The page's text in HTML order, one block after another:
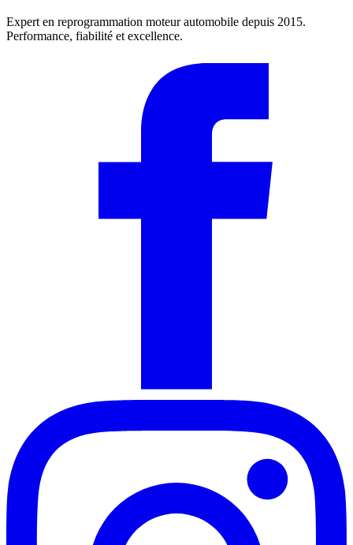
Expert en reprogrammation moteur automobile depuis 2015.
Performance, fiabilité et excellence.